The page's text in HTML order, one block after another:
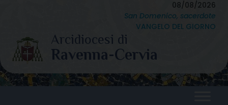
content
08/08/2026
San Domenico, sacerdote
VANGELO DEL GIORNO